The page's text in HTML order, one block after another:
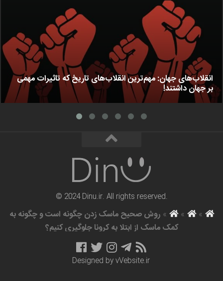
انقلاب‌های جهان: مهم‌ترین انقلاب‌های تاریخ که تاثیرات مهمی
بر جهان داشتند!
© 2024 Dinu.ir. All rights reserved.
»
»
»روش صحیح ماسک زدن چگونه است و چگونه به
کمک ماسک از ابتلا به کرونا جلوگیری کنیم؟
Designed byvVebsite.ir